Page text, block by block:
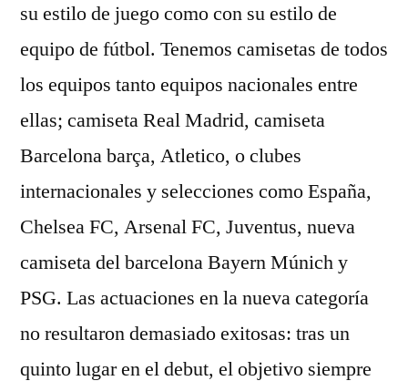
su estilo de juego como con su estilo de
equipo de fútbol. Tenemos camisetas de todos
los equipos tanto equipos nacionales entre
ellas; camiseta Real Madrid, camiseta
Barcelona barça, Atletico, o clubes
internacionales y selecciones como España,
Chelsea FC, Arsenal FC, Juventus, nueva
camiseta del barcelona Bayern Múnich y
PSG. Las actuaciones en la nueva categoría
no resultaron demasiado exitosas: tras un
quinto lugar en el debut, el objetivo siempre